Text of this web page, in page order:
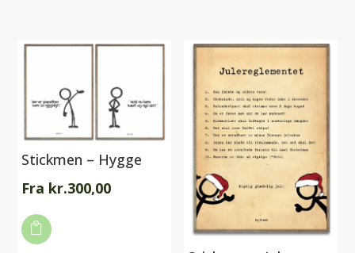
Stickmen – Hygge
Fra kr.300,00

vare